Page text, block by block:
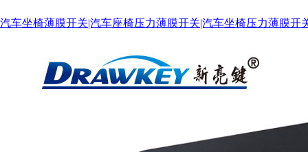
汽车坐椅薄膜开关|汽车座椅压力薄膜开关|汽车坐椅压力薄膜开